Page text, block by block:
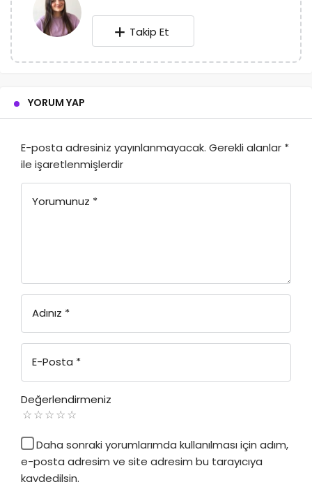
Takip Et
YORUM YAP
E-posta adresiniz yayınlanmayacak. Gerekli alanlar *
ile işaretlenmişlerdir
Yorumunuz *
Adınız *
E-Posta *
Değerlendirmeniz
Daha sonraki yorumlarımda kullanılması için adım,
e-posta adresim ve site adresim bu tarayıcıya
kaydedilsin.